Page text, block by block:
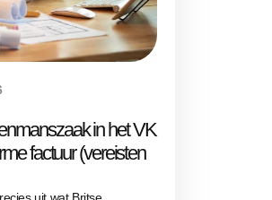
in het VK
factuur (vereisten
uit wat Britse